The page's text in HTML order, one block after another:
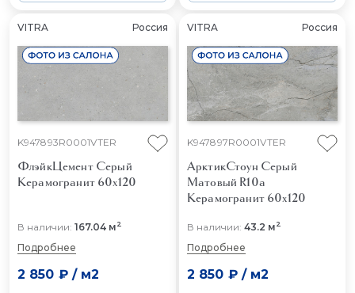
VITRA Россия
K947893R0001VTER
ФлэйкЦемент Серый
Керамогранит 60x120
В наличии: 167.04 м2
Подробнее
2 850 ₽/ м2
VITRA Россия
K947897R0001VTER
АрктикСтоун Серый
Матовый R10a
Керамогранит 60x120
В наличии: 43.2 м2
Подробнее
2 850 ₽/ м2